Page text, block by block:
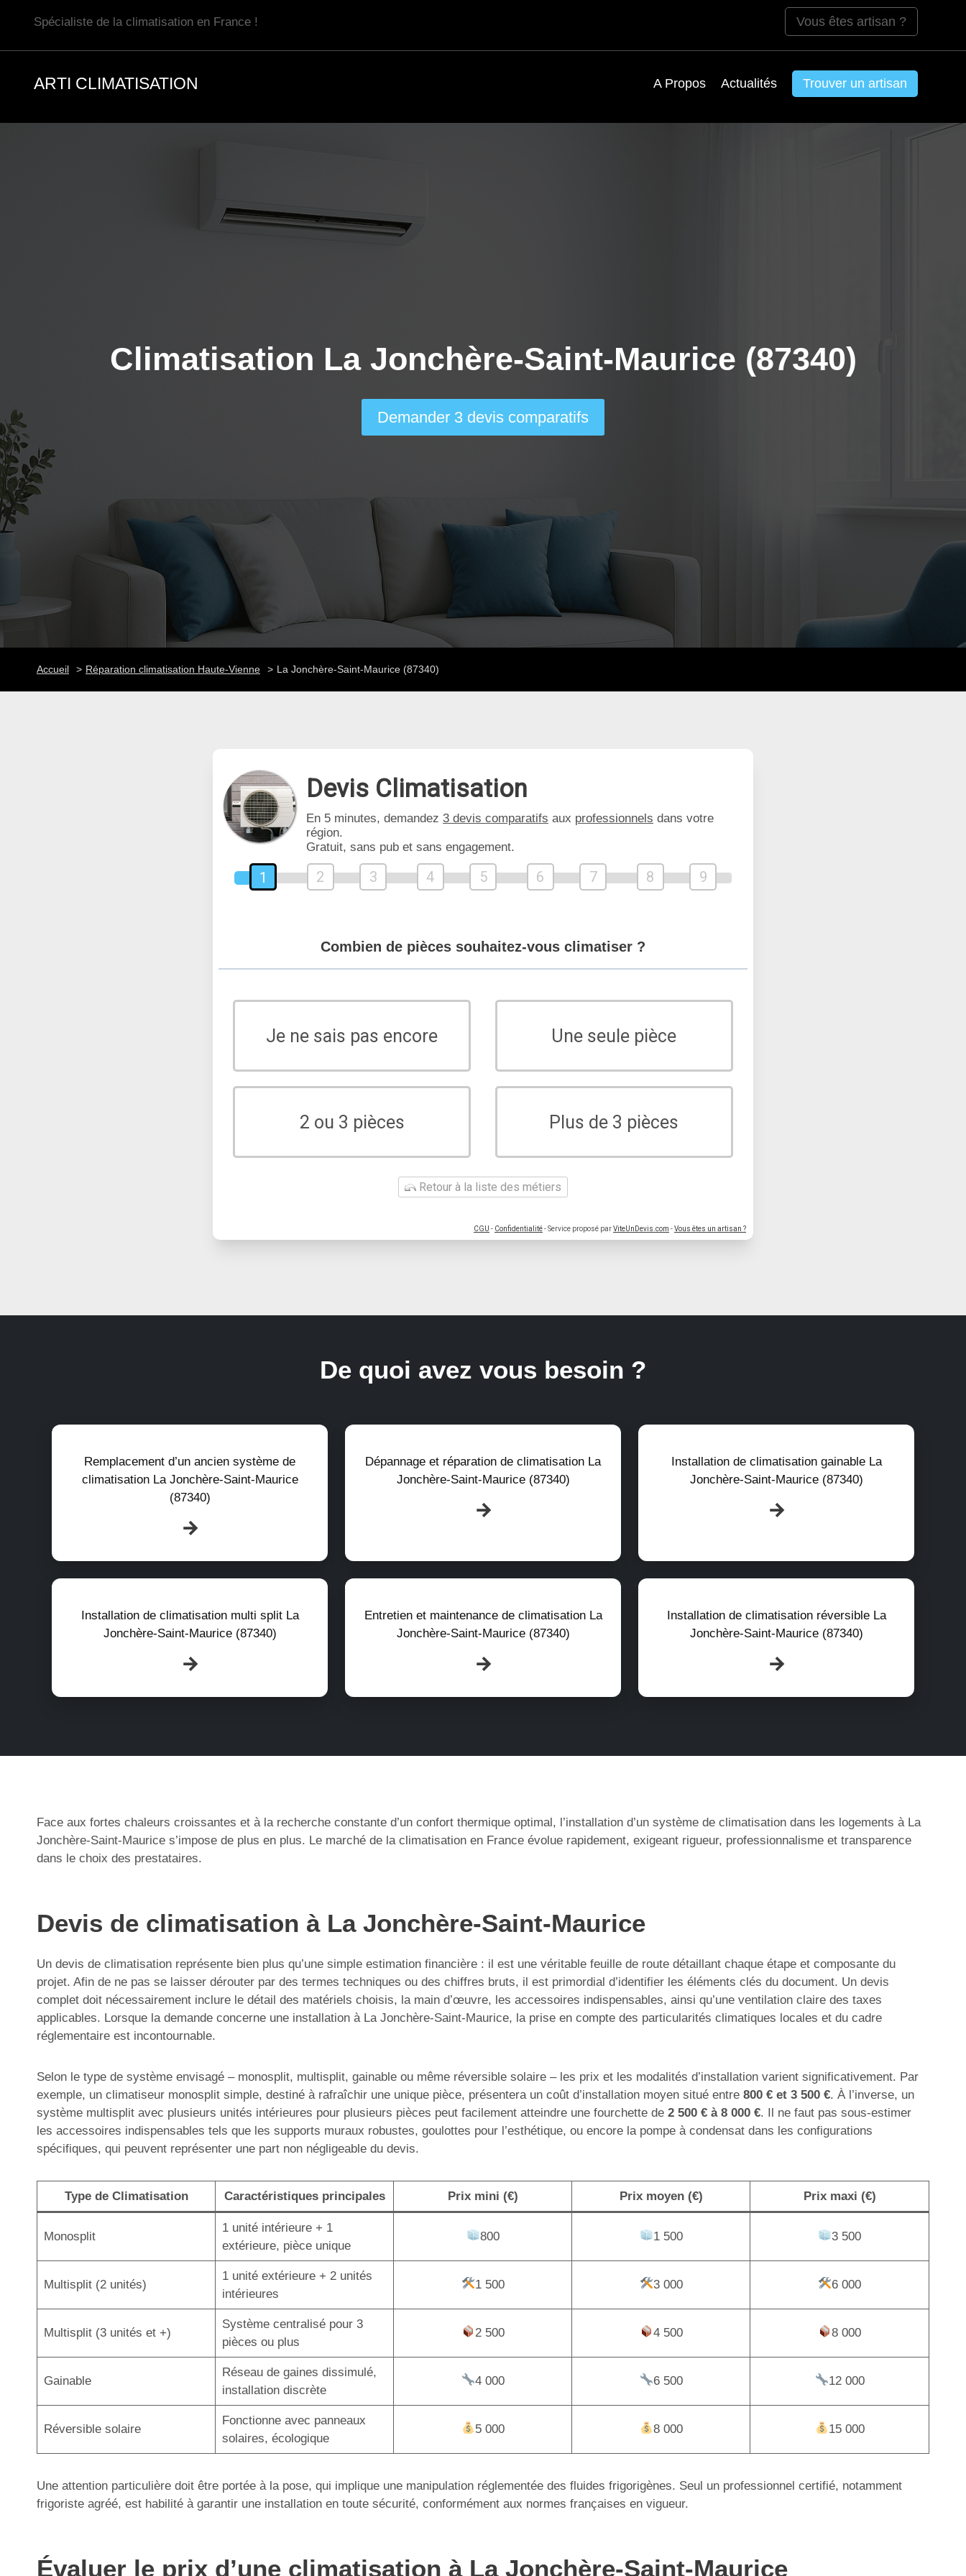
Spécialiste de la climatisation en France ! Vous êtes artisan ?
ARTI CLIMATISATION A Propos Actualités Trouver un artisan
Climatisation La Jonchère-Saint-Maurice (87340)
Demander 3 devis comparatifs
Accueil Réparation climatisation Haute-Vienne La Jonchère-Saint-Maurice (87340)
Devis Climatisation
En 5 minutes, demandez 3 devis comparatifs aux professionnels dans votre
région.
Gratuit, sans pub et sans engagement.
1 2 3 4 5 6 7 8 9
Combien de pièces souhaitez-vous climatiser ?
Je ne sais pas encore Une seule pièce
2 ou 3 pièces Plus de 3 pièces
Retour à la liste des métiers
CGU - Confidentialité- Service proposé parViteUnDevis.com -Vous êtes un artisan ?
De quoi avez vous besoin ?
Remplacement d’un ancien système de
climatisation La Jonchère-Saint-Maurice
(87340)
Dépannage et réparation de climatisation La
Jonchère-Saint-Maurice (87340)
Installation de climatisation gainable La
Jonchère-Saint-Maurice (87340)
Installation de climatisation multi split La
Jonchère-Saint-Maurice (87340)
Entretien et maintenance de climatisation La
Jonchère-Saint-Maurice (87340)
Installation de climatisation réversible La
Jonchère-Saint-Maurice (87340)
Face aux fortes chaleurs croissantes et à la recherche constante d’un confort thermique optimal, l’installation d’un système de climatisation dans les logements à La
Jonchère-Saint-Maurice s’impose de plus en plus. Le marché de la climatisation en France évolue rapidement, exigeant rigueur, professionnalisme et transparence
dans le choix des prestataires.
Devis de climatisation à La Jonchère-Saint-Maurice
Un devis de climatisation représente bien plus qu’une simple estimation financière : il est une véritable feuille de route détaillant chaque étape et composante du
projet. Afin de ne pas se laisser dérouter par des termes techniques ou des chiffres bruts, il est primordial d’identifier les éléments clés du document. Un devis
complet doit nécessairement inclure le détail des matériels choisis, la main d’œuvre, les accessoires indispensables, ainsi qu’une ventilation claire des taxes
applicables. Lorsque la demande concerne une installation à La Jonchère-Saint-Maurice, la prise en compte des particularités climatiques locales et du cadre
réglementaire est incontournable.
Selon le type de système envisagé – monosplit, multisplit, gainable ou même réversible solaire – les prix et les modalités d’installation varient significativement. Par
exemple, un climatiseur monosplit simple, destiné à rafraîchir une unique pièce, présentera un coût d’installation moyen situé entre 800 € et 3 500 €. À l’inverse, un
système multisplit avec plusieurs unités intérieures pour plusieurs pièces peut facilement atteindre une fourchette de 2 500 € à 8 000 €. Il ne faut pas sous-estimer
les accessoires indispensables tels que les supports muraux robustes, goulottes pour l’esthétique, ou encore la pompe à condensat dans les configurations
spécifiques, qui peuvent représenter une part non négligeable du devis.
Type de Climatisation Caractéristiques principales Prix mini (€) Prix moyen (€) Prix maxi (€)
Monosplit
1 unité intérieure + 1
extérieure, pièce unique
800 1 500 3 500
Multisplit (2 unités)
1 unité extérieure + 2 unités
intérieures
1 500 3 000 6 000
Multisplit (3 unités et +)
Système centralisé pour 3
pièces ou plus
2 500 4 500 8 000
Gainable
Réseau de gaines dissimulé,
installation discrète
4 000 6 500 12 000
Réversible solaire
Fonctionne avec panneaux
solaires, écologique
5 000 8 000 15 000
Une attention particulière doit être portée à la pose, qui implique une manipulation réglementée des fluides frigorigènes. Seul un professionnel certifié, notamment
frigoriste agréé, est habilité à garantir une installation en toute sécurité, conformément aux normes françaises en vigueur.
Évaluer le prix d’une climatisation à La Jonchère-Saint-Maurice